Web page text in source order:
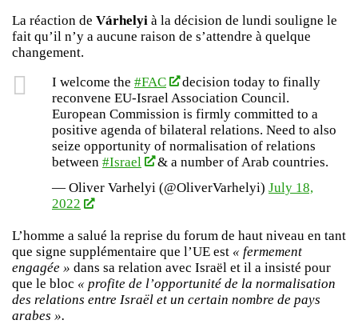
La réaction de Várhelyi à la décision de lundi souligne le
fait qu’il n’y a aucune raison de s’attendre à quelque
changement.
I welcome the #FAC
decision today to finally
reconvene EU-Israel Association Council.
European Commission is firmly committed to a
positive agenda of bilateral relations. Need to also
seize opportunity of normalisation of relations
between #Israel
& a number of Arab countries.
— Oliver Varhelyi (@OliverVarhelyi) July 18,
2022
L’homme a salué la reprise du forum de haut niveau en tant
que signe supplémentaire que l’UE est « fermement
engagée » dans sa relation avec Israël et il a insisté pour
que le bloc « profite de l’opportunité de la normalisation
des relations entre Israël et un certain nombre de pays
arabes ».